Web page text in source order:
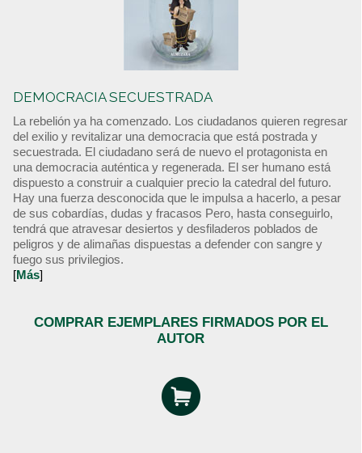
DEMOCRACIA SECUESTRADA
La rebelión ya ha comenzado. Los ciudadanos quieren regresar
del exilio y revitalizar una democracia que está postrada y
secuestrada. El ciudadano será de nuevo el protagonista en
una democracia auténtica y regenerada. El ser humano está
dispuesto a construir a cualquier precio la catedral del futuro.
Hay una fuerza desconocida que le impulsa a hacerlo, a pesar
de sus cobardías, dudas y fracasos Pero, hasta conseguirlo,
tendrá que atravesar desiertos y desfiladeros poblados de
peligros y de alimañas dispuestas a defender con sangre y
fuego sus privilegios.
[Más]
COMPRAR EJEMPLARES FIRMADOS POR EL
AUTOR